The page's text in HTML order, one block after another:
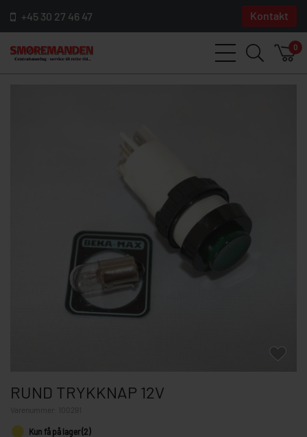
+45 30 27 46 47 Kontakt
0
RUND TRYKKNAP 12V
100291
Kun få på lager (2)